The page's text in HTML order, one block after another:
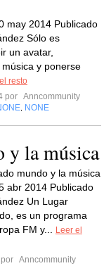
may 2014 Publicado
Sólo es
un avatar,
y ponerse
resto
por Anncommunity
NONE
y la música
mundo y la música
abr 2014 Publicado
Un Lugar
es un programa
FM y...
Leer el
Anncommunity